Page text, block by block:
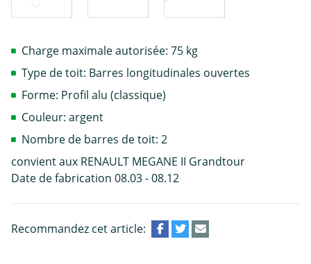
Charge maximale autorisée: 75 kg
Type de toit: Barres longitudinales ouvertes
Forme: Profil alu (classique)
Couleur: argent
Nombre de barres de toit: 2
convient aux RENAULT MEGANE II Grandtour
Date de fabrication 08.03 - 08.12
Recommandez cet article: